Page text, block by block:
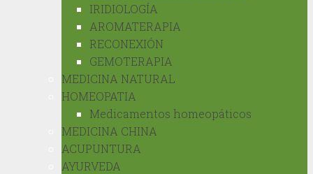
IRIDIOLOGÍA
AROMATERAPIA
RECONEXIÓN
GEMOTERAPIA
MEDICINA NATURAL
HOMEOPATIA
Medicamentos homeopáticos
MEDICINA CHINA
ACUPUNTURA
AYURVEDA